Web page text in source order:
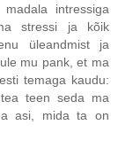
intressiga
stressi ja kõik
üleandmist ja
mu pank, et ma
temaga kaudu:
tea teen seda ma
asi, mida ta on